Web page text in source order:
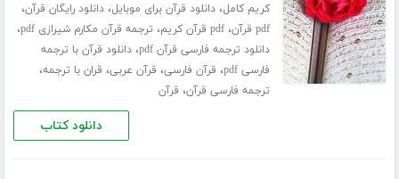
کریم کامل،دانلود قرآن برای موبایل،دانلود رایگان قرآن،
pdf قرآن ،pdf قرآن کریم ، ترجمه قرآن مکارم شیرازی pdf ،
دانلود ترجمه فارسی قرآن pdf ،دانلود قرآن با ترجمه
فارسی pdf
، قرآن فارسی، قرآن عربی، قران با ترجمه،
ترجمه فارسی قرآن، قرآن
دانلود کتاب